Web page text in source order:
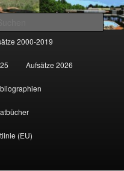
2000-2019
Aufsätze 2026
(EU)